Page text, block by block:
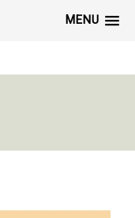
MENU